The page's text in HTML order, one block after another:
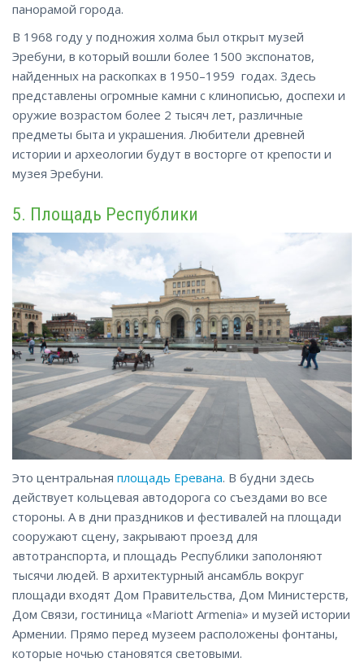
панорамой города.
В 1968 году у подножия холма был открыт музей
Эребуни, в который вошли более 1500 экспонатов,
найденных на раскопках в 1950–1959 годах. Здесь
представлены огромные камни с клинописью, доспехи и
оружие возрастом более 2 тысяч лет, различные
предметы быта и украшения. Любители древней
истории и археологии будут в восторге от крепости и
музея Эребуни.
5. Площадь Республики
Это центральная площадь Еревана. В будни здесь
действует кольцевая автодорога со съездами во все
стороны. А в дни праздников и фестивалей на площади
сооружают сцену, закрывают проезд для
автотранспорта, и площадь Республики заполоняют
тысячи людей. В архитектурный ансамбль вокруг
площади входят Дом Правительства, Дом Министерств,
Дом Связи, гостиница «Mariott Armenia» и музей истории
Армении. Прямо перед музеем расположены фонтаны,
которые ночью становятся световыми.